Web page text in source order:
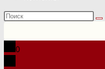
Поиск
сайте
0